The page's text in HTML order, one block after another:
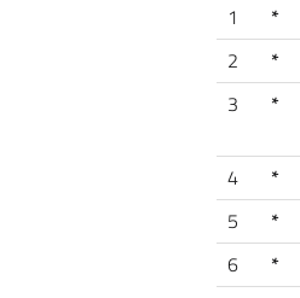
1
*
2
*
3
*
4
*
5
*
6
*